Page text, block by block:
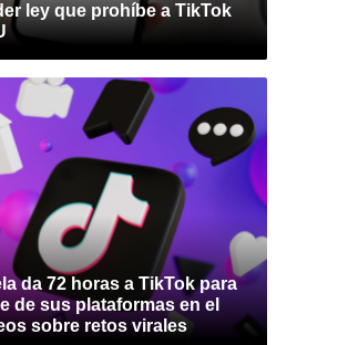
ley que prohíbe a TikTok
da 72 horas a TikTok para
de sus plataformas en el
sobre retos virales